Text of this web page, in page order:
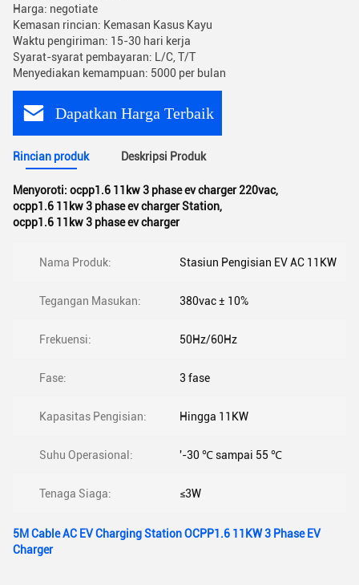
Harga: negotiate
Kemasan rincian: Kemasan Kasus Kayu
Waktu pengiriman: 15-30 hari kerja
Syarat-syarat pembayaran: L/C, T/T
Menyediakan kemampuan: 5000 per bulan
Dapatkan Harga Terbaik
Rincian produk Deskripsi Produk
Menyoroti: ocpp1.6 11kw 3 phase ev charger 220vac,
ocpp1.6 11kw 3 phase ev charger Station,
ocpp1.6 11kw 3 phase ev charger
Nama Produk: Stasiun Pengisian EV AC 11KW
Tegangan Masukan: 380vac ± 10%
Frekuensi: 50Hz/60Hz
Fase: 3 fase
Kapasitas Pengisian: Hingga 11KW
Suhu Operasional: '-30 ℃ sampai 55 ℃
Tenaga Siaga: ≤3W
5M Cable AC EV Charging Station OCPP1.6 11KW 3 Phase EV
Charger